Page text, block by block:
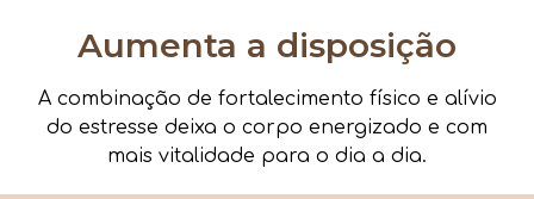
Aumenta a disposição
A combinação de fortalecimento físico e alívio
do estresse deixa o corpo energizado e com
mais vitalidade para o dia a dia.